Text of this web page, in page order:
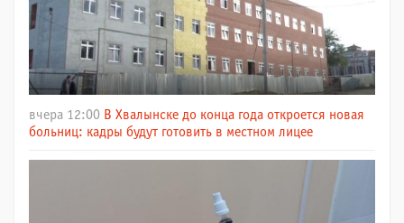
вчера 12:00 В Хвалынске до конца года откроется новая
больниц: кадры будут готовить в местном лицее